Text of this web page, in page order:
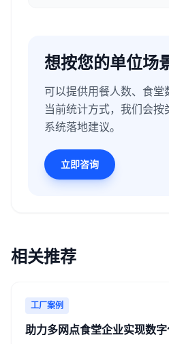
想按您的单位场
可以提供用餐人数、食堂
当前统计方式，我们会
系统落地建议。
立即咨询
相关推荐
工厂案例
助力多网点食堂企业实现数